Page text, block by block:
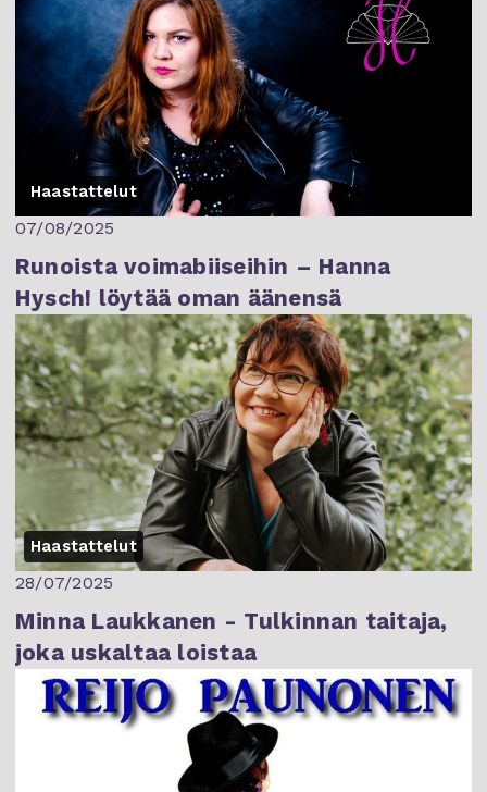
Haastattelut
07/08/2025
Runoista voimabiiseihin – Hanna
Hysch! löytää oman äänensä
Haastattelut
28/07/2025
Minna Laukkanen - Tulkinnan taitaja,
joka uskaltaa loistaa